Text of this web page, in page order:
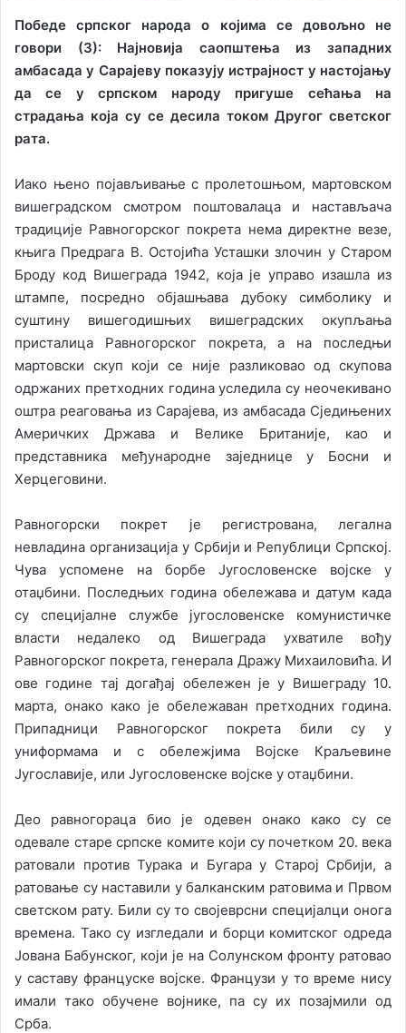
Победе српског народа о којима се довољно не
говори (3): Најновија саопштења из западних
амбасада у Сарајеву показују истрајност у настојању
да се у српском народу пригуше сећања на
страдања која су се десила током Другог светског
рата.
Иако њено појављивање с пролетошњом, мартовском
вишеградском смотром поштовалаца и настављача
традиције Равногорског покрета нема директне везе,
књига Предрага В. Остојића Усташки злочин у Старом
Броду код Вишеграда 1942, која је управо изашла из
штампе, посредно објашњава дубоку симболику и
суштину вишегодишњих вишеградских окупљања
присталица Равногорског покрета, а на последњи
мартовски скуп који се није разликовао од скупова
одржаних претходних година уследила су неочекивано
оштра реаговања из Сарајева, из амбасада Сједињених
Америчких Држава и Велике Британије, као и
представника међународне заједнице у Босни и
Херцеговини.
Равногорски покрет је регистрована, легална
невладина организација у Србији и Републици Српској.
Чува успомене на борбе Југословенске војске у
отаџбини. Последњих година обележава и датум када
су специјалне службе југословенске комунистичке
власти недалеко од Вишеграда ухватиле вођу
Равногорског покрета, генерала Дражу Михаиловића. И
ове године тај догађај обележен је у Вишеграду 10.
марта, онако како је обележаван претходних година.
Припадници Равногорског покрета били су у
униформама и с обележјима Војске Краљевине
Југославије, или Југословенске војске у отаџбини.
Део равногораца био је одевен онако како су се
одевале старе српске комите који су почетком 20. века
ратовали против Турака и Бугара у Старој Србији, а
ратовање су наставили у балканским ратовима и Првом
светском рату. Били су то својеврсни специјалци онога
времена. Тако су изгледали и борци комитског одреда
Јована Бабунског, који је на Солунском фронту ратовао
у саставу француске војске. Французи у то време нису
имали тако обучене војнике, па су их позајмили од
Срба.